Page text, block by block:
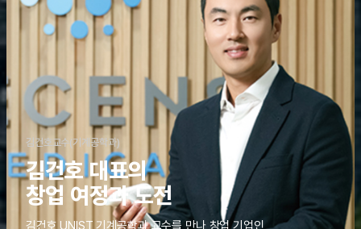
김건호교수(기계공학과)
김건호 대표의
창업 여정과 도전
김건호 UNIST 기계공학과 교수를 만나 창업 기업인